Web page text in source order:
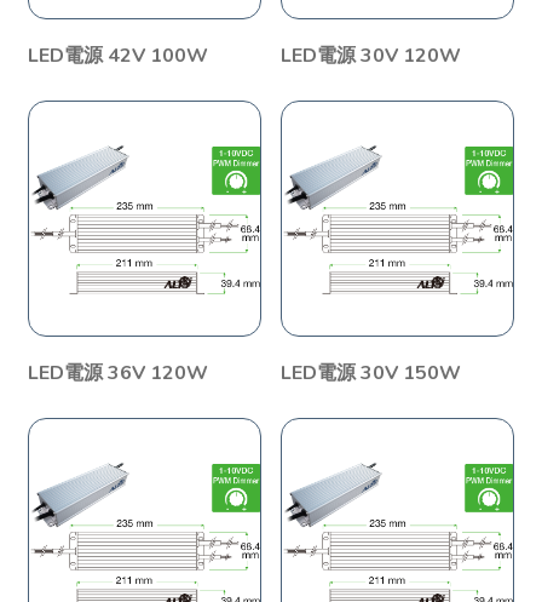
LED電源 42V 100W LED電源 30V 120W
LED電源 36V 120W LED電源 30V 150W